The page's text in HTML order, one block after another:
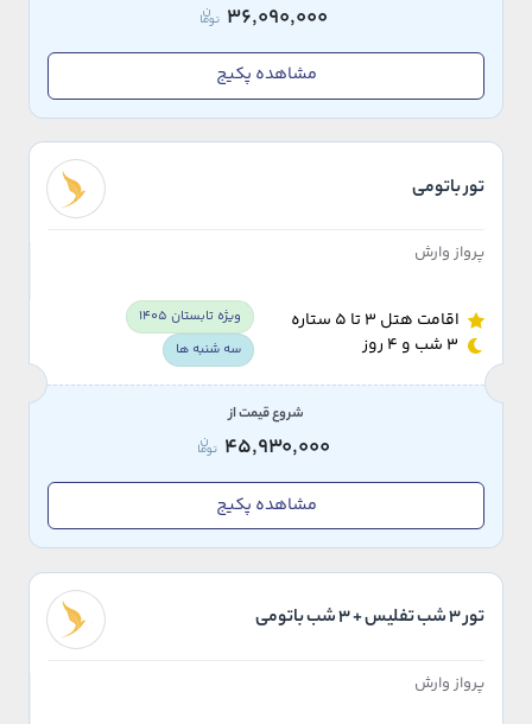
36,090,000
مشاهده پکیج
تور باتومی
پرواز وارش
اقامت هتل 3 تا 5 ستاره
3 شب و 4 روز
ویژه تابستان 1405
سه شنبه ها
شروع قیمت از
45,930,000
مشاهده پکیج
تور 3 شب تفلیس + 3 شب باتومی
پرواز وارش